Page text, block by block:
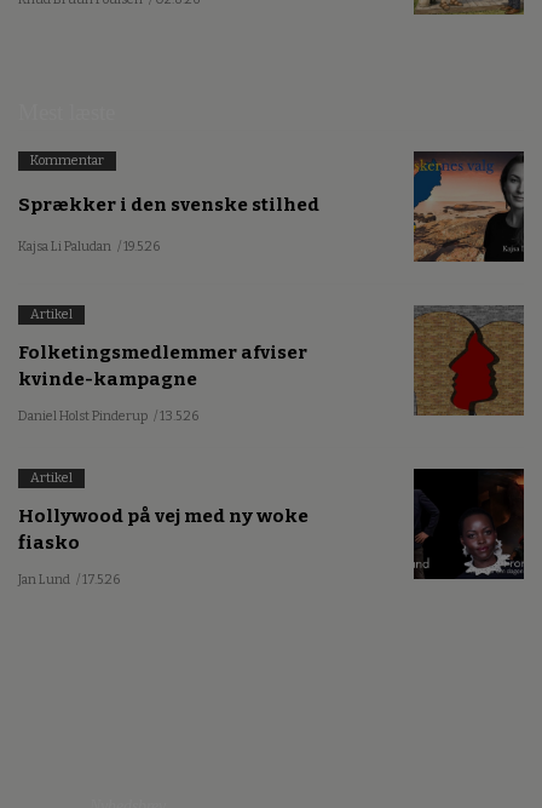
Kommentar
Sprækker i den svenske stilhed
Kajsa Li Paludan / 19.5.26
Artikel
Folketingsmedlemmer afviser
kvinde-kampagne
Daniel Holst Pinderup / 13.5.26
Artikel
Hollywood på vej med ny woke
fiasko
Jan Lund / 17.5.26